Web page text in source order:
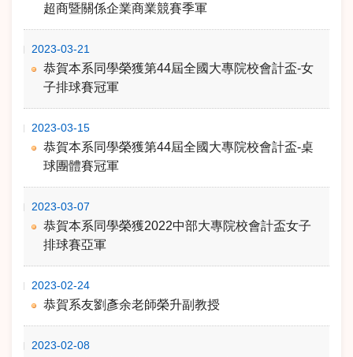
超商暨關係企業商業競賽季軍
恭賀本系同學榮獲第44屆全國大專院校會計盃-女
子排球賽冠軍
2023-03-21
恭賀本系同學榮獲第44屆全國大專院校會計盃-桌
球團體賽冠軍
2023-03-15
恭賀本系同學榮獲2022中部大專院校會計盃女子
排球賽亞軍
2023-03-07
恭賀系友劉彥余老師榮升副教授
2023-02-24
2023-02-08